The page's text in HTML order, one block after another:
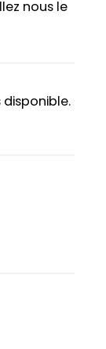
nous le
disponible.